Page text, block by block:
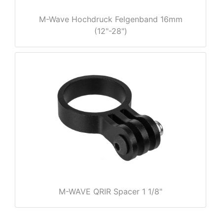
M-Wave Hochdruck Felgenband 16mm
(12"-28")
M-WAVE QRIR Spacer 1 1/8"